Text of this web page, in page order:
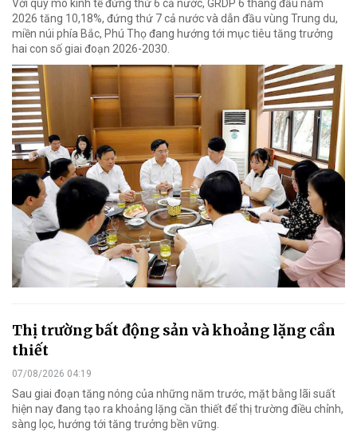
Với quy mô kinh tế đứng thứ 6 cả nước, GRDP 6 tháng đầu năm
2026 tăng 10,18%, đứng thứ 7 cả nước và dẫn đầu vùng Trung du,
miền núi phía Bắc, Phú Thọ đang hướng tới mục tiêu tăng trưởng
hai con số giai đoạn 2026-2030.
Thị trường bất động sản và khoảng lặng cần
thiết
07/08/2026 04:19
Sau giai đoạn tăng nóng của những năm trước, mặt bằng lãi suất
hiện nay đang tạo ra khoảng lặng cần thiết để thị trường điều chỉnh,
sàng lọc, hướng tới tăng trưởng bền vững.